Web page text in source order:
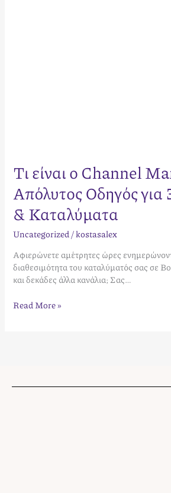
Τι είναι ο Channel
Απόλυτος Οδηγός για
& Καταλύματα
Uncategorized/kostasalex
Αφιερώνετε αμέτρητες ώρες
διαθεσιμότητα του καταλύματός σας σε
και δεκάδες άλλα κανάλια; Σας…
Read More »